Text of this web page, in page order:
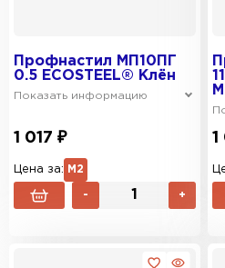
Профнастил МП10ПГ
0.5 ECOSTEEL® Клён
Показать информацию
1 017 ₽
Цена за: М2
- +
1